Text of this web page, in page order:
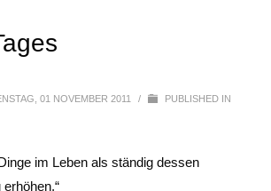
01 NOVEMBER 2011 /
PUBLISHED IN
im Leben als ständig dessen